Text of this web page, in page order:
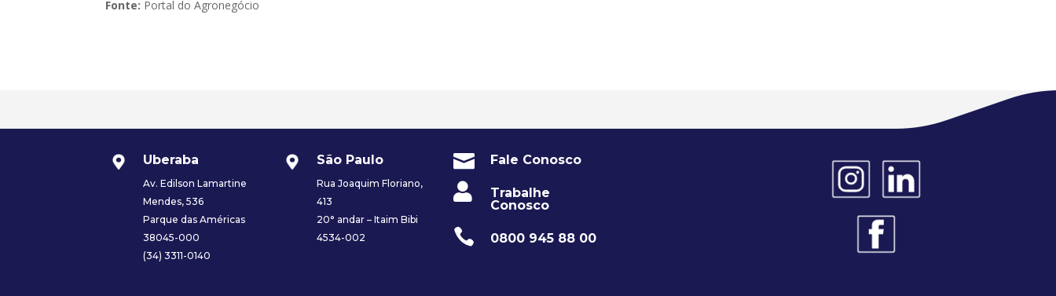
Fonte: Portal do Agronegócio
Uberaba
Av. Edilson Lamartine
Mendes, 536
Parque das Américas
38045-000
(34) 3311-0140
São Paulo
Rua Joaquim Floriano,
413
20° andar – Itaim Bibi
4534-002
 Fale Conosco

Trabalhe
Conosco
 0800 945 88 00